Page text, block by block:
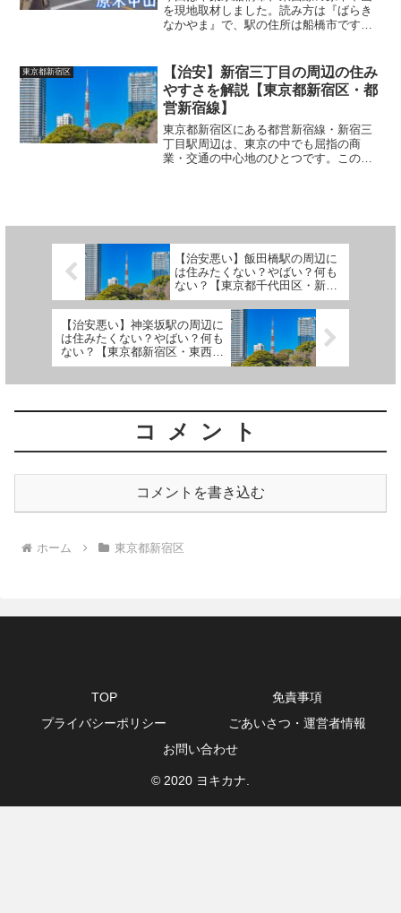
を現地取材しました。読み方は『ばらき
なかやま』で、駅の住所は船橋市ですが
みやすさやオススメ、街の風景や家賃相
場を紹介します。 (ads...
東京都新宿区
【治安】新宿三丁目の周辺の住み
やすさを解説【東京都新宿区・都
営新宿線】
東京都新宿区にある都営新宿線・新宿三
丁目駅周辺は、東京の中でも屈指の商
業・交通の中心地のひとつです。このエ
【治安悪い】飯田橋駅の周辺に
は住みたくない？やばい？何も
ない？【東京都千代田区・新宿
区・文京区・東西線】
【治安悪い】神楽坂駅の周辺に
は住みたくない？やばい？何も
ない？【東京都新宿区・東西
線】
コメント
コメントを書き込む
ホーム 東京都新宿区
TOP
免責事項
プライバシーポリシー
ごあいさつ・運営者情報
お問い合わせ
© 2020 ヨキカナ.